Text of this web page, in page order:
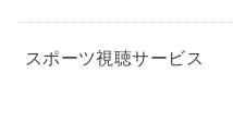
スポーツ視聴サービス